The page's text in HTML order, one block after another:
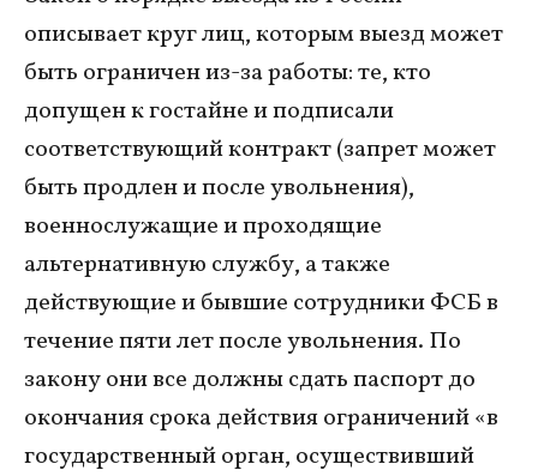
описывает круг лиц, которым выезд может
быть ограничен из-за работы: те, кто
допущен к гостайне и подписали
соответствующий контракт (запрет может
быть продлен и после увольнения),
военнослужащие и проходящие
альтернативную службу, а также
действующие и бывшие сотрудники ФСБ в
течение пяти лет после увольнения. По
закону они все должны сдать паспорт до
окончания срока действия ограничений «в
государственный орган, осуществивший